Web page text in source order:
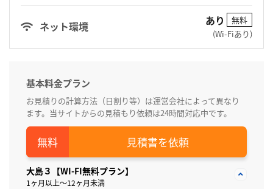
ネット環境 あり
無料
(Wi-Fiあり)
基本料金プラン
お見積りの計算方法（日割り等）は運営会社によって異なり
ます。当サイトからの見積もり依頼は24時間対応中です。
見積書を依頼
大島３【WI-FI無料プラン】
1ヶ月以上～12ヶ月未満